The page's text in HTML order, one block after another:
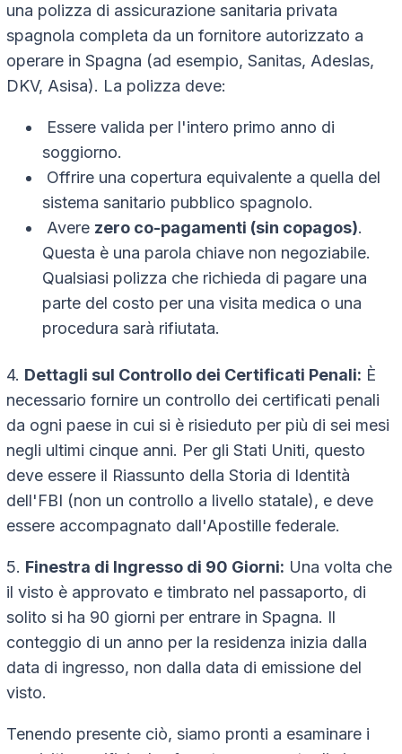
una polizza di assicurazione sanitaria privata
spagnola completa da un fornitore autorizzato a
operare in Spagna (ad esempio, Sanitas, Adeslas,
DKV, Asisa). La polizza deve:
Essere valida per l'intero primo anno di
soggiorno.
Offrire una copertura equivalente a quella del
sistema sanitario pubblico spagnolo.
Avere zero co-pagamenti (sin copagos).
Questa è una parola chiave non negoziabile.
Qualsiasi polizza che richieda di pagare una
parte del costo per una visita medica o una
procedura sarà rifiutata.
4. Dettagli sul Controllo dei Certificati Penali: È
necessario fornire un controllo dei certificati penali
da ogni paese in cui si è risieduto per più di sei mesi
negli ultimi cinque anni. Per gli Stati Uniti, questo
deve essere il Riassunto della Storia di Identità
dell'FBI (non un controllo a livello statale), e deve
essere accompagnato dall'Apostille federale.
5. Finestra di Ingresso di 90 Giorni: Una volta che
il visto è approvato e timbrato nel passaporto, di
solito si ha 90 giorni per entrare in Spagna. Il
conteggio di un anno per la residenza inizia dalla
data di ingresso, non dalla data di emissione del
visto.
Tenendo presente ciò, siamo pronti a esaminare i